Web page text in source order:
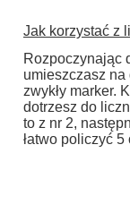
Jak korzystać z
Rozpoczynając
umieszczasz
zwykły marker.
dotrzesz do
to z nr 2,
łatwo policzyć 5